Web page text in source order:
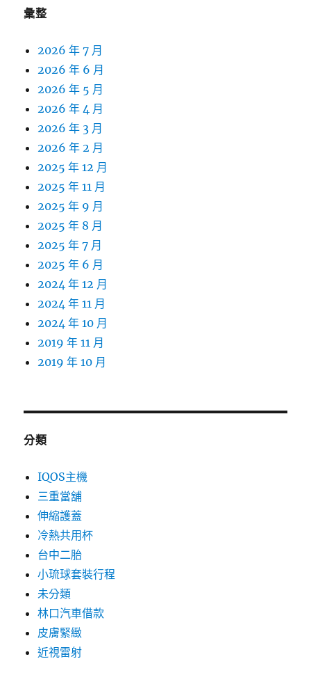
彙整
2026 年 7 月
2026 年 6 月
2026 年 5 月
2026 年 4 月
2026 年 3 月
2026 年 2 月
2025 年 12 月
2025 年 11 月
2025 年 9 月
2025 年 8 月
2025 年 7 月
2025 年 6 月
2024 年 12 月
2024 年 11 月
2024 年 10 月
2019 年 11 月
2019 年 10 月
分類
IQOS主機
三重當舖
伸縮護蓋
冷熱共用杯
台中二胎
小琉球套裝行程
未分類
林口汽車借款
皮膚緊緻
近視雷射